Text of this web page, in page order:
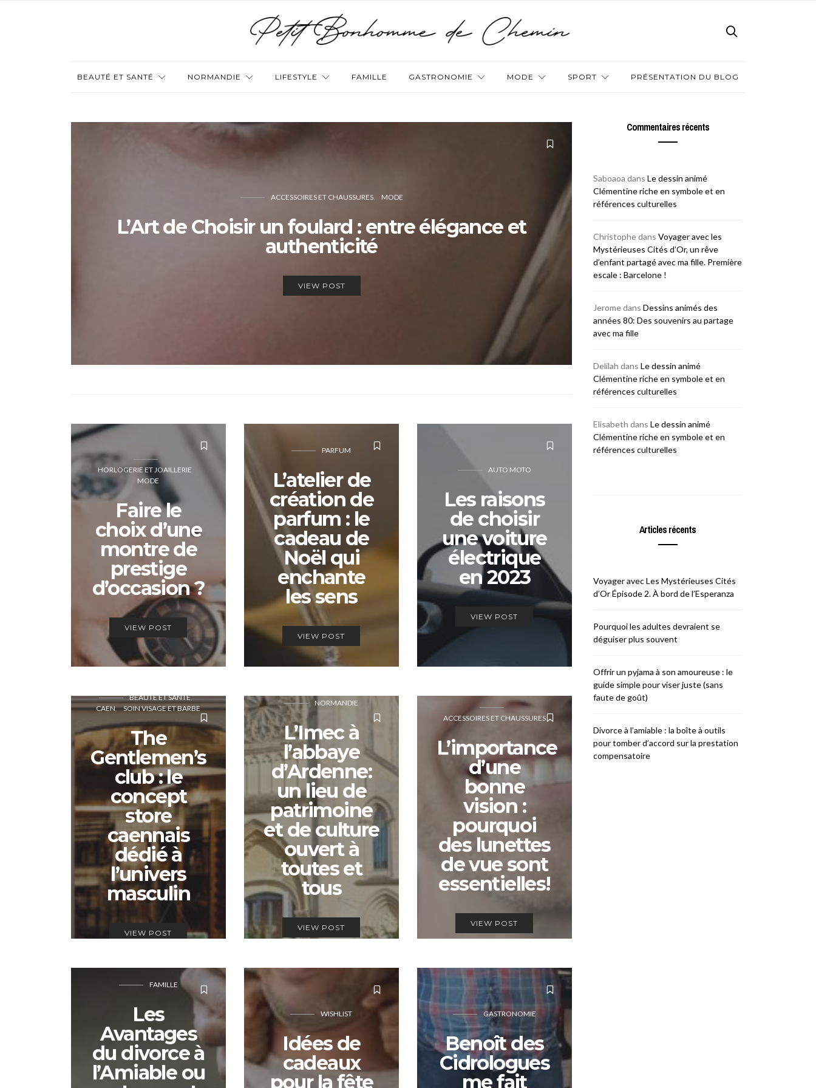
BEAUTÉ ET SANTÉ NORMANDIE LIFESTYLE FAMILLE GASTRONOMIE MODE SPORT PRÉSENTATION DU BLOG
ACCESSOIRES ET CHAUSSURES MODE
L’Art de Choisir un foulard : entre élégance et
authenticité
VIEW POST
HORLOGERIE ET JOAILLERIE
MODE
Faire le
choix d’une
montre de
prestige
d’occasion ?
VIEW POST
PARFUM
L’atelier de
création de
parfum : le
cadeau de
Noël qui
enchante
les sens
VIEW POST
AUTO MOTO
Les raisons
de choisir
une voiture
électrique
en 2023
VIEW POST
BEAUTÉ ET SANTÉ
CAEN
SOIN VISAGE ET BARBE
The
Gentlemen’s
club : le
concept
store
caennais
dédié à
l’univers
masculin
VIEW POST
NORMANDIE
L’Imec à
l’abbaye
d’Ardenne:
un lieu de
patrimoine
et de culture
ouvert à
toutes et
tous
VIEW POST
ACCESSOIRES ET CHAUSSURES
L’importance
d’une
bonne
vision :
pourquoi
des lunettes
de vue sont
essentielles!
VIEW POST
FAMILLE
Les
Avantages
du divorce à
l’Amiable ou
WISHLIST
Idées de
cadeaux
pour la fête
GASTRONOMIE
Benoît des
Cidrologues
me fait
Commentaires récents
Saboaoa dans Le dessin animé
Clémentine riche en symbole et en
références culturelles
Christophedans Voyager avec les
Mystérieuses Cités d’Or, un rêve
d’enfant partagé avec ma fille. Première
escale : Barcelone !
Jeromedans Dessins animés des
années 80: Des souvenirs au partage
avec ma fille
Delilah dans Le dessin animé
Clémentine riche en symbole et en
références culturelles
Elisabeth dans Le dessin animé
Clémentine riche en symbole et en
références culturelles
Articles récents
Voyager avec Les Mystérieuses Cités
d’Or Épisode 2. À bord de l’Esperanza
Pourquoi les adultes devraient se
déguiser plus souvent
Offrir un pyjama à son amoureuse : le
guide simple pour viser juste (sans
faute de goût)
Divorce à l’amiable : la boîte à outils
pour tomber d’accord sur la prestation
compensatoire